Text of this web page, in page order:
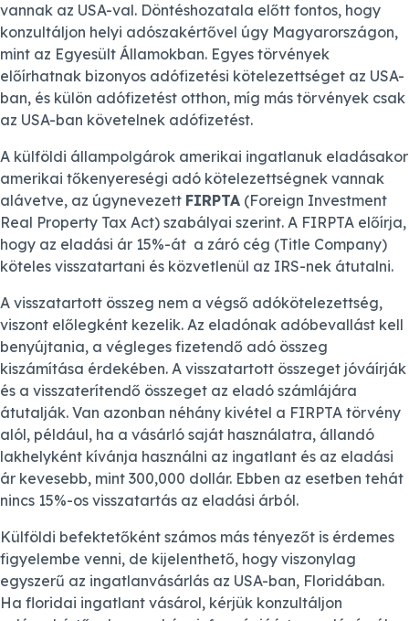
vannak az USA-val. Döntéshozatala előtt fontos, hogy
konzultáljon helyi adószakértővel úgy Magyarországon,
mint az Egyesült Államokban. Egyes törvények
előírhatnak bizonyos adófizetési kötelezettséget az USA-
ban, és külön adófizetést otthon, míg más törvények csak
az USA-ban követelnek adófizetést.
A külföldi állampolgárok amerikai ingatlanuk eladásakor
amerikai tőkenyereségi adó kötelezettségnek vannak
alávetve, az úgynevezett FIRPTA (Foreign Investment
Real Property Tax Act) szabályai szerint. A FIRPTA előírja,
hogy az eladási ár 15%-át a záró cég (Title Company)
köteles visszatartani és közvetlenül az IRS-nek átutalni.
A visszatartott összeg nem a végső adókötelezettség,
viszont előlegként kezelik. Az eladónak adóbevallást kell
benyújtania, a végleges fizetendő adó összeg
kiszámítása érdekében. A visszatartott összeget jóváírják
és a visszaterítendő összeget az eladó számlájára
átutalják. Van azonban néhány kivétel a FIRPTA törvény
alól, például, ha a vásárló saját használatra, állandó
lakhelyként kívánja használni az ingatlant és az eladási
ár kevesebb, mint 300,000 dollár. Ebben az esetben tehát
nincs 15%-os visszatartás az eladási árból.
Külföldi befektetőként számos más tényezőt is érdemes
figyelembe venni, de kijelenthető, hogy viszonylag
egyszerű az ingatlanvásárlás az USA-ban, Floridában.
Ha floridai ingatlant vásárol, kérjük konzultáljon